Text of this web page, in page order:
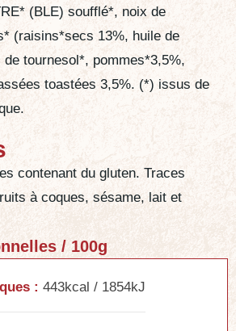
(BLE) soufflé*, noix de
(raisins*secs 13%, huile de
tournesol*, pommes*3,5%,
toastées 3,5%. (*) issus de
contenant du gluten. Traces
à coques, sésame, lait et
/ 100g
: 443kcal / 1854kJ